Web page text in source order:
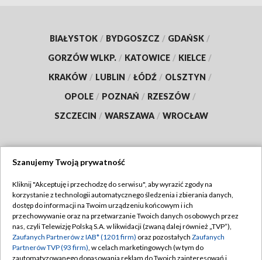
BIAŁYSTOK / BYDGOSZCZ / GDAŃSK /
GORZÓW WLKP. / KATOWICE / KIELCE /
KRAKÓW / LUBLIN / ŁÓDŹ / OLSZTYN /
OPOLE / POZNAŃ / RZESZÓW /
SZCZECIN / WARSZAWA / WROCŁAW
TVP
Abonament TVP
Emisja w TVP
Centrum informacji TVP
Regulamin TVP
Polityka prywatności
Moje zgody
Szanujemy Twoją prywatność
Kliknij "Akceptuję i przechodzę do serwisu", aby wyrazić zgody na
korzystanie z technologii automatycznego śledzenia i zbierania danych,
dostęp do informacji na Twoim urządzeniu końcowym i ich
przechowywanie oraz na przetwarzanie Twoich danych osobowych przez
nas, czyli Telewizję Polską S.A. w likwidacji (zwaną dalej również „TVP”),
Zaufanych Partnerów z IAB* (1201 firm) oraz pozostałych Zaufanych
Partnerów TVP (93 firm), w celach marketingowych (w tym do
zautomatyzowanego dopasowania reklam do Twoich zainteresowań i